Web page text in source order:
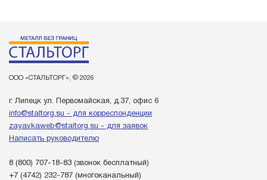
ООО «СТАЛЬТОРГ», © 2026
г. Липецк ул. Первомайская, д.37, офис 6
info@staltorg.su - для корреспонденции
zayavkaweb@staltorg.su - для заявок
Написать руководителю
8 (800) 707-18-83 (звонок бесплатный)
+7 (4742) 232-787 (многоканальный)